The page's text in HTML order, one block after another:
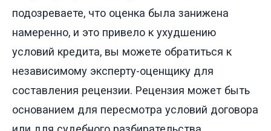
подозреваете, что оценка была занижена
намеренно, и это привело к ухудшению
условий кредита, вы можете обратиться к
независимому эксперту-оценщику для
составления рецензии. Рецензия может быть
основанием для пересмотра условий договора